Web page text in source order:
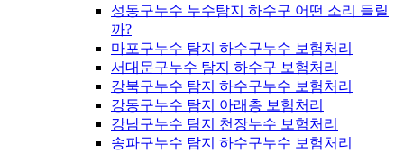
성동구누수 누수탐지 하수구 어떤 소리 들릴
까?
마포구누수 탐지 하수구누수 보험처리
서대문구누수 탐지 하수구 보험처리
강북구누수 탐지 하수구누수 보험처리
강동구누수 탐지 아래층 보험처리
강남구누수 탐지 천장누수 보험처리
송파구누수 탐지 하수구누수 보험처리